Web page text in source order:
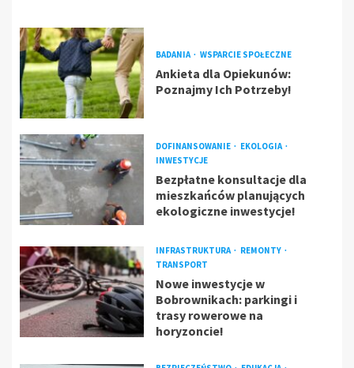
BADANIA WSPARCIE SPOŁECZNE
Ankieta dla Opiekunów:
Poznajmy Ich Potrzeby!
DOFINANSOWANIE
EKOLOGIA
INWESTYCJE
Bezpłatne konsultacje dla
mieszkańców planujących
ekologiczne inwestycje!
INFRASTRUKTURA
REMONTY
TRANSPORT
Nowe inwestycje w
Bobrownikach: parkingi i
trasy rowerowe na
horyzoncie!